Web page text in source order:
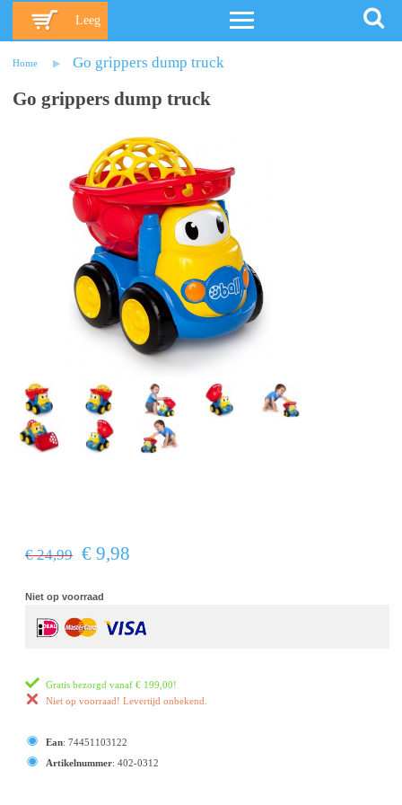
Leeg
Home Go grippers dump truck
Go grippers dump truck
€ 24,99 € 9,98
Niet op voorraad
Gratis bezorgd vanaf € 199,00!
Niet op voorraad! Levertijd onbekend.
Ean: 74451103122
Artikelnummer: 402-0312